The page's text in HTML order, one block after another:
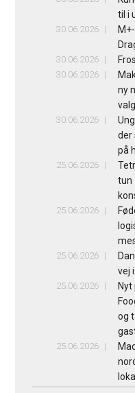
til i
30.06.2026
30.06.2026
30.06.2026
ny
valg
30.06.2026
der
på
25.06.2026
tun
25.06.2026
25.06.2026
vej
25.06.2026
og
25.06.2026